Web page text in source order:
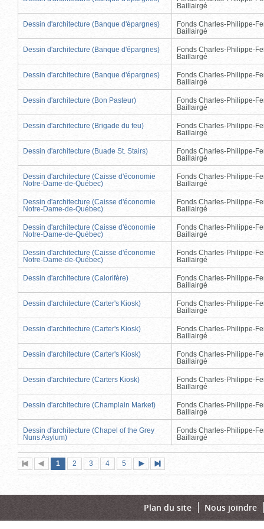
Baillairgé
Dessin d'architecture (Banque d'épargnes)
Fonds Charles-Philippe-
Baillairgé
Dessin d'architecture (Banque d'épargnes)
Fonds Charles-Philippe-
Baillairgé
Dessin d'architecture (Banque d'épargnes)
Fonds Charles-Philippe-
Baillairgé
Dessin d'architecture (Bon Pasteur)
Fonds Charles-Philippe-
Baillairgé
Dessin d'architecture (Brigade du feu)
Fonds Charles-Philippe-
Baillairgé
Dessin d'architecture (Buade St. Stairs)
Fonds Charles-Philippe-
Baillairgé
Dessin d'architecture (Caisse d'économie
Notre-Dame-de-Québec)
Fonds Charles-Philippe-
Baillairgé
Dessin d'architecture (Caisse d'économie
Notre-Dame-de-Québec)
Fonds Charles-Philippe-
Baillairgé
Dessin d'architecture (Caisse d'économie
Notre-Dame-de-Québec)
Fonds Charles-Philippe-
Baillairgé
Dessin d'architecture (Caisse d'économie
Notre-Dame-de-Québec)
Fonds Charles-Philippe-
Baillairgé
Dessin d'architecture (Calorifère)
Fonds Charles-Philippe-
Baillairgé
Dessin d'architecture (Carter's Kiosk)
Fonds Charles-Philippe-
Baillairgé
Dessin d'architecture (Carter's Kiosk)
Fonds Charles-Philippe-
Baillairgé
Dessin d'architecture (Carter's Kiosk)
Fonds Charles-Philippe-
Baillairgé
Dessin d'architecture (Carters Kiosk)
Fonds Charles-Philippe-
Baillairgé
Dessin d'architecture (Champlain Market)
Fonds Charles-Philippe-
Baillairgé
Dessin d'architecture (Chapel of the Grey
Nuns Asylum)
Fonds Charles-Philippe-
Baillairgé
Première
page
Page
précédente
Page
1 (page
actuelle)
Page
2 Page
3 Page
4 Page
5
suivante
page
Plan du site Nous joindre